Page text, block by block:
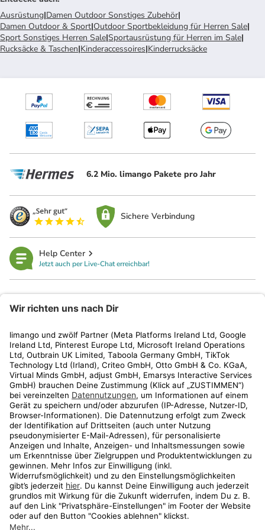
Ausrüstung|Damen Outdoor Sonstiges Zubehör|
Damen Outdoor & Sport|Outdoor Sportbekleidung für Herren Sale|
Sport Sonstiges Herren Sale|Sportausrüstung für Herren im Sale|
Rucksäcke & Taschen|Kinderaccessoires|Kinderrucksäcke
6.2 Mio. limango Pakete pro Jahr
Sichere Verbindung
Help Center
Jetzt auch per Live-Chat erreichbar!
Kundenservice
Shop
Aktionen
Travel